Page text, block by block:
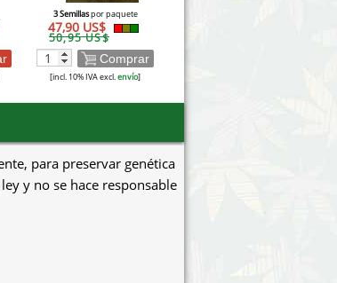
3 Semillaspor paquete
47,90 US$
50,95 US$
Comprar
[incl. 10% IVA excl.envío]
para preservar genética
y no se hace responsable